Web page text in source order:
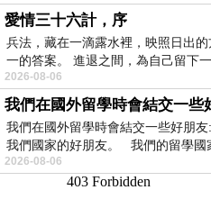
愛情三十六計，序
兵法，藏在一滴露水裡，映照日出
一的答案。 進退之間，為自己留下
2026-08-06
我們在國外留學時會結交一些好朋
我們國家的好朋友。 我們的留學國
2026-08-06